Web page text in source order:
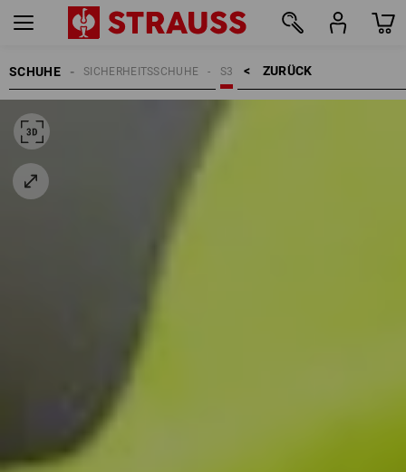
SCHUHE ZURÜCK    >
S3
SICHERHEITSSCHUHE